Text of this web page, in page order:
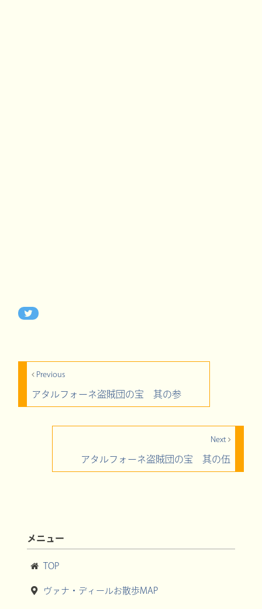
Previous
アタルフォーネ盗賊団の宝 其の参
Next
アタルフォーネ盗賊団の宝 其の伍
メニュー
TOP
ヴァナ・ディールお散歩MAP